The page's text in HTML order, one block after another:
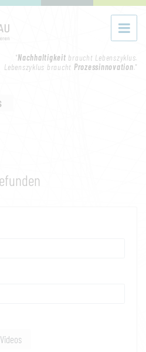
"Nachhaltigkeit braucht Lebenszyklus.
Lebenszyklus braucht Prozessinnovation."
Videos